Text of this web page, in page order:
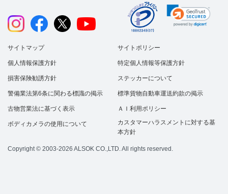
サイトマップ サイトポリシー
個人情報保護方針 特定個人情報等保護方針
損害保険勧誘方針 ステッカーについて
警備業法第6条に関わる標識の掲示 標準貨物自動車運送約款の掲示
古物営業法に基づく表示 ＡＩ利用ポリシー
ボディカメラの使用について
カスタマーハラスメントに対する基
本方針
Copyright © 2003-2026 ALSOK CO.,LTD. All rights reserved.